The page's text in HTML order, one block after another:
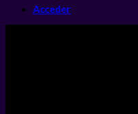
Acceder